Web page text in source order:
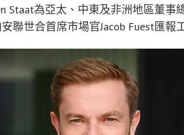
Staat為亞太、中東及非洲地區董事
聯世合首席市場官Jacob Fuest匯報